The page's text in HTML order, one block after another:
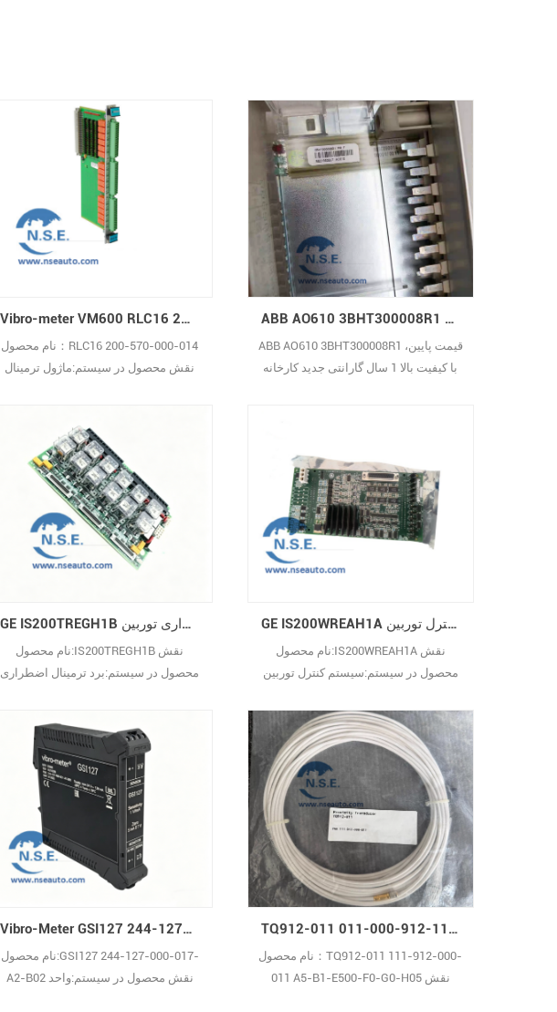
Vibro-meter VM600 RLC16 200-570-000-014 ماژول ترمینال
نام محصول：RLC16 200-570-000-014
نقش محصول در سیستم:ماژول ترمینال
014 VM600 یک ارتعاش‌سنج چندمنظوره
است که برای اندازه‌گیری دقیق و قابل
اعتماد سطوح ارتعاش در کاربردهای
صنعتی مختلف طراحی شده است. س:
VIBRO-METER 200-570-000-014
چیست؟ پ: این یک کارت CPU ماژولار از
ABB AO610 3BHT300008R1 قیمت پایین، با کیفیت بالا
ABB AO610 3BHT300008R1 قیمت پایین،
با کیفیت بالا 1 سال گارانتی جدید کارخانه
GE IS200TREGH1B برد ترمینال اضطراری توربین
نام محصول:IS200TREGH1B نقش
محصول در سیستم:برد ترمینال اضطراری
اضطراری توربین است که توسط General
Electric به عنوان بخشی از سری Mark VI
برای سیستم‌های کنترل توربین گازی توسعه
یافته است. سؤال: IS200TREGH1B
چیست؟پاسخ: این یک برد ترمینال
اضطراری توربین توسعه‌یافته توسط
General Electric است که متعلق ب29
GE IS200WREAH1A سیستم کنترل توربین Speedtronic Mark VI
نام محصول:IS200WREAH1A نقش
محصول در سیستم:سیستم کنترل توربین
عملکرد:IS200WREAH1A به‌عنوان برد
گزینه پایانه تریپ اضطراری توربین
مشتق‌شده از هواپیمای GE طراحی شده
است؛ این برد با IS220PPRAH1A و برد
پایانه (لوازم جانبی) IS200TREAH1A کار
می‌کند. س: IS200WREAH1A چیست؟
پاسخ: این یک برد گزینه پایانه تریپ
اضطراری توربین مشتق‌29
Vibro-Meter GSI127 244-127-000-017-А2-В02 واحد جداسازی گالوانیکی
نام محصول:GSI127 244-127-000-017-
А2-В02 نقش محصول در سیستم:واحد
TQ912-011 لرزش 111-912-000-011 A5-B1-E500-F0-G0-H05 حسگر مجاورت
نام محصول：TQ912-011 111-912-000-
011 A5-B1-E500-F0-G0-H05 نقش